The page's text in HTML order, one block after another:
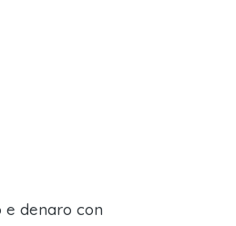
denaro con